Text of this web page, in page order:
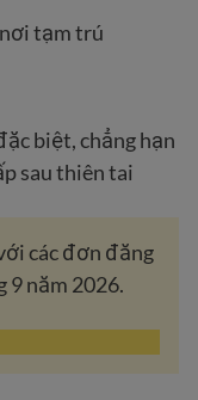
nơi tạm trú
biệt, chẳng hạn
sau thiên tai
các đơn đăng
9 năm 2026.